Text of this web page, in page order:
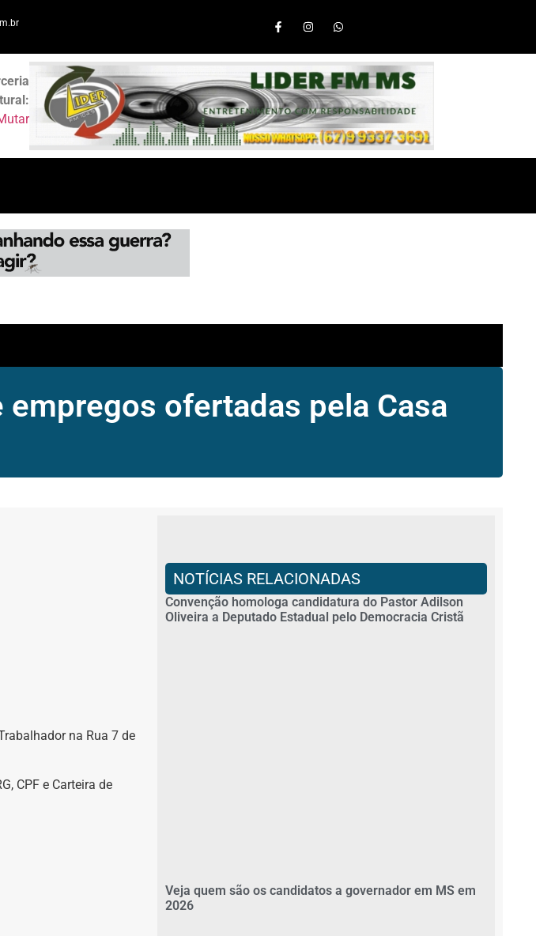
ofertadas pela Casa
na Rua 7 de
CPF e Carteira de
NOTÍCIAS RELACIONADAS
Convenção homologa candidatura do Pastor Adilson
Oliveira a Deputado Estadual pelo Democracia Cristã
Veja quem são os candidatos a governador em MS em
2026